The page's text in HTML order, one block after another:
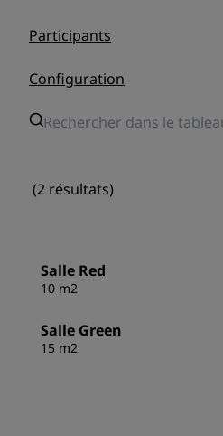
Participants
Configuration
(2 résultats)
Salle Red
10 m2
Salle Green
15 m2